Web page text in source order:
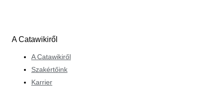
A Catawikiről
A Catawikiről
Szakértőink
Karrier